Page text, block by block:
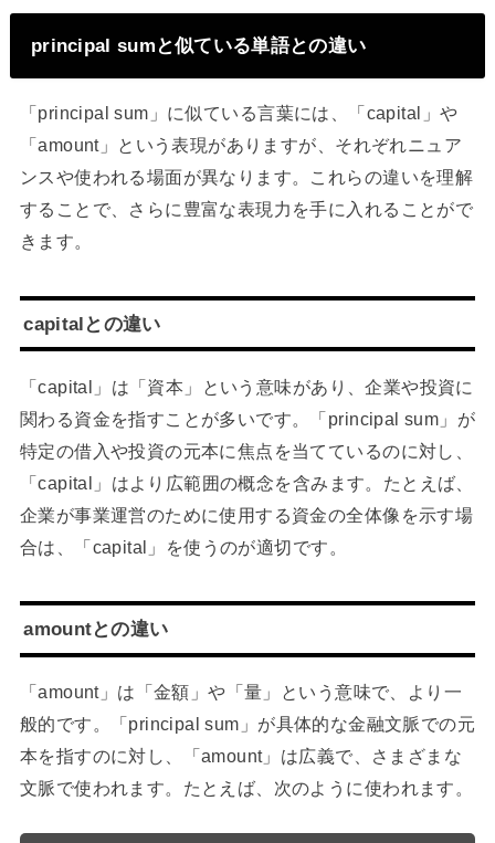
principal sumと似ている単語との違い
「principal sum」に似ている言葉には、「capital」や
「amount」という表現がありますが、それぞれニュア
ンスや使われる場面が異なります。これらの違いを理解
することで、さらに豊富な表現力を手に入れることがで
きます。
capitalとの違い
「capital」は「資本」という意味があり、企業や投資に
関わる資金を指すことが多いです。「principal sum」が
特定の借入や投資の元本に焦点を当てているのに対し、
「capital」はより広範囲の概念を含みます。たとえば、
企業が事業運営のために使用する資金の全体像を示す場
合は、「capital」を使うのが適切です。
amountとの違い
「amount」は「金額」や「量」という意味で、より一
般的です。「principal sum」が具体的な金融文脈での元
本を指すのに対し、「amount」は広義で、さまざまな
文脈で使われます。たとえば、次のように使われます。